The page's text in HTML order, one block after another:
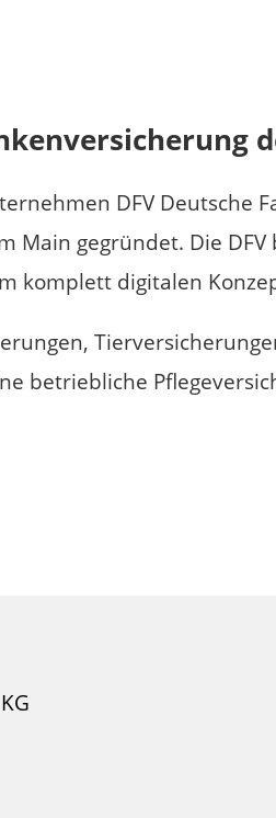
DFV Deutsche
Main gegründet. Die
komplett digitalen
betriebliche